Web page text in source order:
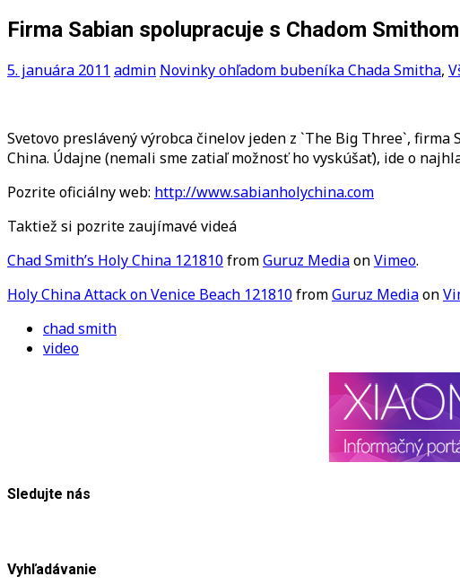
Firma Sabian spolupracuje s Chadom Smithom
5. januára 2011 admin Novinky ohľadom bubeníka Chada Smitha,
Svetovo preslávený výrobca činelov jeden z `The Big Three`,
China. Údajne (nemali sme zatiaľ možnosť ho vyskúšať), ide o
Pozrite oficiálny web: http://www.sabianholychina.com
Taktiež si pozrite zaujímavé videá
Chad Smith’s Holy China 121810fromGuruz MediaonVimeo.
Holy China Attack on Venice Beach 121810fromGuruz Mediaon
chad smith
video
Sledujte nás
Vyhľadávanie